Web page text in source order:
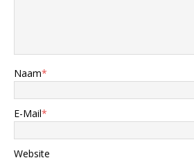
Naam*
E-Mail*
Website